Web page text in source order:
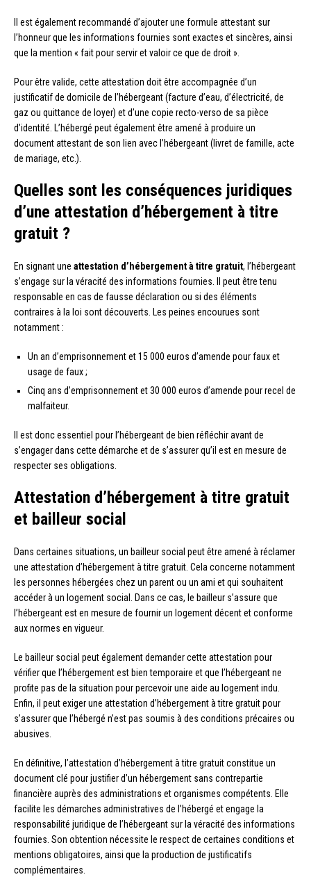
Il est également recommandé d’ajouter une formule attestant sur
l’honneur que les informations fournies sont exactes et sincères, ainsi
que la mention « fait pour servir et valoir ce que de droit ».
Pour être valide, cette attestation doit être accompagnée d’un
justificatif de domicile de l’hébergeant (facture d’eau, d’électricité, de
gaz ou quittance de loyer) et d’une copie recto-verso de sa pièce
d’identité. L’hébergé peut également être amené à produire un
document attestant de son lien avec l’hébergeant (livret de famille, acte
de mariage, etc.).
Quelles sont les conséquences juridiques
d’une attestation d’hébergement à titre
gratuit ?
En signant une attestation d’hébergement à titre gratuit, l’hébergeant
s’engage sur la véracité des informations fournies. Il peut être tenu
responsable en cas de fausse déclaration ou si des éléments
contraires à la loi sont découverts. Les peines encourues sont
notamment :
Un an d’emprisonnement et 15 000 euros d’amende pour faux et
usage de faux ;
Cinq ans d’emprisonnement et 30 000 euros d’amende pour recel de
malfaiteur.
Il est donc essentiel pour l’hébergeant de bien réfléchir avant de
s’engager dans cette démarche et de s’assurer qu’il est en mesure de
respecter ses obligations.
Attestation d’hébergement à titre gratuit
et bailleur social
Dans certaines situations, un bailleur social peut être amené à réclamer
une attestation d’hébergement à titre gratuit. Cela concerne notamment
les personnes hébergées chez un parent ou un ami et qui souhaitent
accéder à un logement social. Dans ce cas, le bailleur s’assure que
l’hébergeant est en mesure de fournir un logement décent et conforme
aux normes en vigueur.
Le bailleur social peut également demander cette attestation pour
vérifier que l’hébergement est bien temporaire et que l’hébergeant ne
profite pas de la situation pour percevoir une aide au logement indu.
Enfin, il peut exiger une attestation d’hébergement à titre gratuit pour
s’assurer que l’hébergé n’est pas soumis à des conditions précaires ou
abusives.
En définitive, l’attestation d’hébergement à titre gratuit constitue un
document clé pour justifier d’un hébergement sans contrepartie
financière auprès des administrations et organismes compétents. Elle
facilite les démarches administratives de l’hébergé et engage la
responsabilité juridique de l’hébergeant sur la véracité des informations
fournies. Son obtention nécessite le respect de certaines conditions et
mentions obligatoires, ainsi que la production de justificatifs
complémentaires.